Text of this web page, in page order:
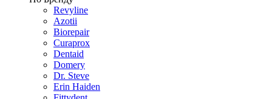
Revyline
Azotii
Biorepair
Curaprox
Dentaid
Domery
Dr. Steve
Erin Haiden